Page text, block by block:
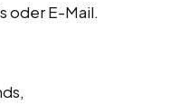
oder E-Mail.